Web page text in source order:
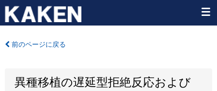
前のページに戻る
異種移植の遅延型拒絶反応および